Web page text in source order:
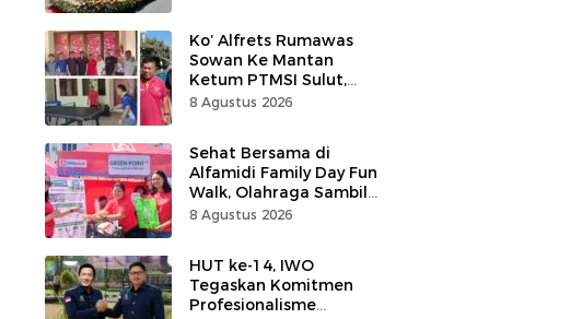
Ko’ Alfrets Rumawas
Sowan Ke Mantan
Ketum PTMSI Sulut,
Andrei Angouw
8 Agustus 2026
Sehat Bersama di
Alfamidi Family Day Fun
Walk, Olahraga Sambil
Tukar Sampah Demi
8 Agustus 2026
HUT ke-14, IWO
Tegaskan Komitmen
Profesionalisme